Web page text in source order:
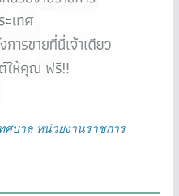
ศบาล หน่วยงานราชการ